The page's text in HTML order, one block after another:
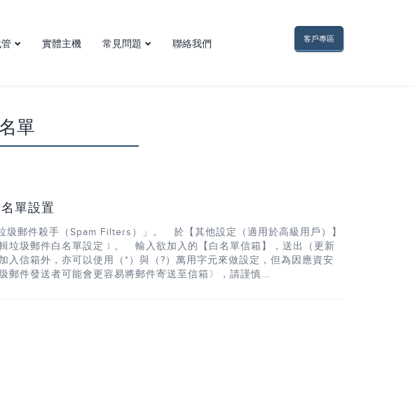
實體主機 常見問題 聯絡我們 客戶專區
單
單設置
圾郵件殺手（Spam Filters）」。 於【其他設定（適用於高級用戶）】
垃圾郵件白名單設定﹞。 輸入欲加入的【白名單信箱】，送出（更新
信箱外，亦可以使用（*）與（?）萬用字元來做設定，但為因應資安
郵件發送者可能會更容易將郵件寄送至信箱〉，請謹慎...